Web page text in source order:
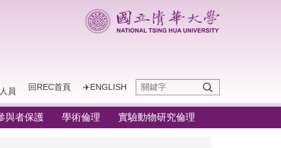
員 回REC首頁 ✈️ENGLISH
與者保護 學術倫理 實驗動物研究倫理